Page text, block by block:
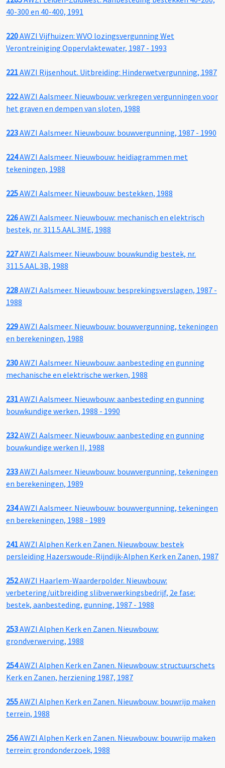
40-300 en 40-400, 1991
220AWZI Vijfhuizen: WVO lozingsvergunning Wet
Verontreiniging Oppervlaktewater, 1987 - 1993
221AWZI Rijsenhout. Uitbreiding: Hinderwetvergunning, 1987
222AWZI Aalsmeer. Nieuwbouw: verkregen vergunningen voor
het graven en dempen van sloten, 1988
223AWZI Aalsmeer. Nieuwbouw: bouwvergunning, 1987 - 1990
224AWZI Aalsmeer. Nieuwbouw: heidiagrammen met
tekeningen, 1988
225AWZI Aalsmeer. Nieuwbouw: bestekken, 1988
226AWZI Aalsmeer. Nieuwbouw: mechanisch en elektrisch
bestek, nr. 311.5.AAL.3ME, 1988
227AWZI Aalsmeer. Nieuwbouw: bouwkundig bestek, nr.
311.5.AAL.3B, 1988
228AWZI Aalsmeer. Nieuwbouw: besprekingsverslagen, 1987 -
1988
229AWZI Aalsmeer. Nieuwbouw: bouwvergunning, tekeningen
en berekeningen, 1988
230AWZI Aalsmeer. Nieuwbouw: aanbesteding en gunning
mechanische en elektrische werken, 1988
231AWZI Aalsmeer. Nieuwbouw: aanbesteding en gunning
bouwkundige werken, 1988 - 1990
232AWZI Aalsmeer. Nieuwbouw: aanbesteding en gunning
bouwkundige werken II, 1988
233AWZI Aalsmeer. Nieuwbouw: bouwvergunning, tekeningen
en berekeningen, 1989
234AWZI Aalsmeer. Nieuwbouw: bouwvergunning, tekeningen
en berekeningen, 1988 - 1989
241AWZI Alphen Kerk en Zanen. Nieuwbouw: bestek
persleiding Hazerswoude-Rijndijk-Alphen Kerk en Zanen, 1987
252AWZI Haarlem-Waarderpolder. Nieuwbouw:
verbetering/uitbreiding slibverwerkingsbedrijf, 2e fase:
bestek, aanbesteding, gunning, 1987 - 1988
253AWZI Alphen Kerk en Zanen. Nieuwbouw:
grondverwerving, 1988
254AWZI Alphen Kerk en Zanen. Nieuwbouw: structuurschets
Kerk en Zanen, herziening 1987, 1987
255AWZI Alphen Kerk en Zanen. Nieuwbouw: bouwrijp maken
terrein, 1988
256AWZI Alphen Kerk en Zanen. Nieuwbouw: bouwrijp maken
terrein: grondonderzoek, 1988